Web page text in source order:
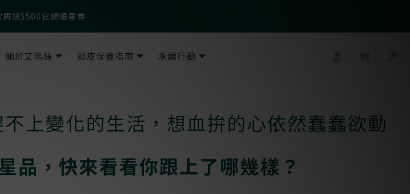
組合限時優惠◤前往選購❤️◢
送$500官網優惠券
關於艾瑪絲 頭皮保養指南 永續行動
上變化的生活，想血拚的心依然蠢蠢欲動
品，快來看看你跟上了哪幾樣？